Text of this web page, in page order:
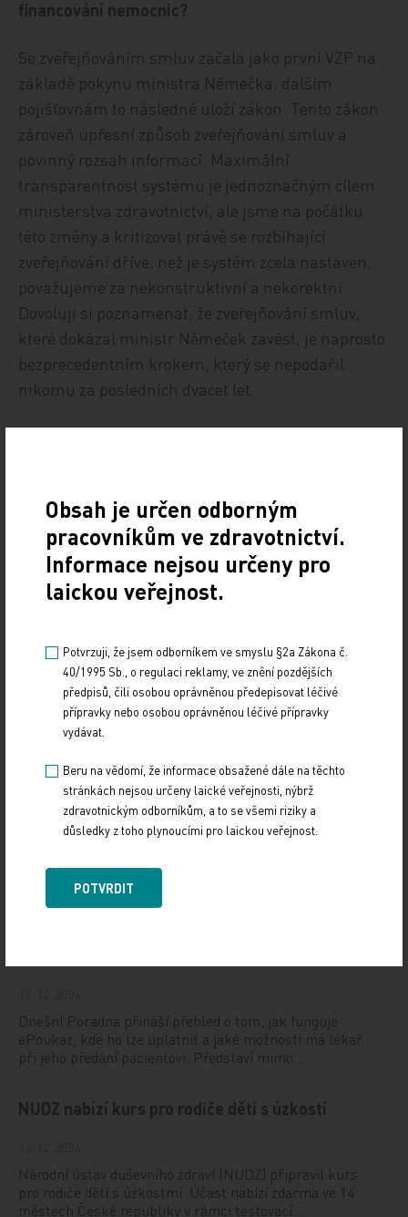
financování nemocnic?
Se zveřejňováním smluv začala jako první VZP na
základě pokynu ministra Němečka, dalším
pojišťovnám to následně uloží zákon. Tento zákon
zároveň upřesní způsob zveřejňování smluv a
povinný rozsah informací. Maximální
transparentnost systému je jednoznačným cílem
ministerstva zdravotnictví, ale jsme na počátku
této změny a kritizovat právě se rozbíhající
zveřejňování dříve, než je systém zcela nastaven,
považujeme za nekonstruktivní a nekorektní.
Dovoluji si poznamenat, že zveřejňování smluv,
které dokázal ministr Němeček zavést, je naprosto
bezprecedentním krokem, který se nepodařil
nikomu za posledních dvacet let.
Sdílejte článek
19. světový kongres Controversies in Neurology
(CONy)
19. světový kongres Controversies in Neurology (CONy)
se bude konat v termínu 20.–22. března 2025 v Praze.
Dnešní Poradna přináší přehled o tom, jak funguje
ePoukaz, kde ho lze uplatnit a jaké možnosti má lékař
při jeho předání pacientovi. Představí mimo…
NUDZ nabízí kurs pro rodiče dětí s úzkostí
Národní ústav duševního zdraví (NUDZ) připravil kurs
pro rodiče dětí s úzkostmi. Účast nabízí zdarma ve 14
městech České republiky v rámci testovací…
Obsah je určen odborným
pracovníkům ve zdravotnictví.
Informace nejsou určeny pro
laickou veřejnost.
Potvrzuji, že jsem odborníkem ve smyslu §2a Zákona č.
40/1995 Sb., o regulaci reklamy, ve znění pozdějších
předpisů, čili osobou oprávněnou předepisovat léčivé
přípravky nebo osobou oprávněnou léčivé přípravky
vydávat.
Beru na vědomí, že informace obsažené dále na těchto
stránkách nejsou určeny laické veřejnosti, nýbrž
zdravotnickým odborníkům, a to se všemi riziky a
důsledky z toho plynoucími pro laickou veřejnost.
POTVRDIT